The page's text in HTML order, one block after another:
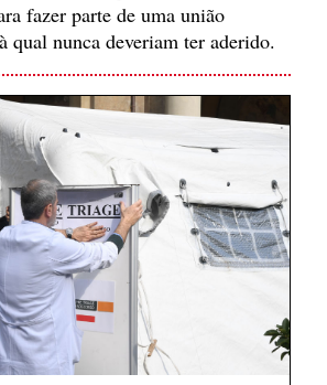
fazer parte de uma união
qual nunca deveriam ter aderido.